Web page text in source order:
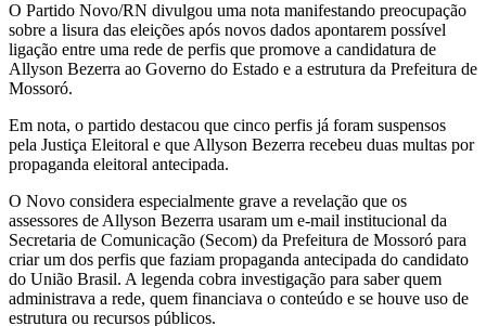
O Partido Novo/RN divulgou uma nota manifestando preocupação
sobre a lisura das eleições após novos dados apontarem possível
ligação entre uma rede de perfis que promove a candidatura de
Allyson Bezerra ao Governo do Estado e a estrutura da Prefeitura de
Mossoró.
Em nota, o partido destacou que cinco perfis já foram suspensos
pela Justiça Eleitoral e que Allyson Bezerra recebeu duas multas por
propaganda eleitoral antecipada.
O Novo considera especialmente grave a revelação que os
assessores de Allyson Bezerra usaram um e-mail institucional da
Secretaria de Comunicação (Secom) da Prefeitura de Mossoró para
criar um dos perfis que faziam propaganda antecipada do candidato
do União Brasil. A legenda cobra investigação para saber quem
administrava a rede, quem financiava o conteúdo e se houve uso de
estrutura ou recursos públicos.